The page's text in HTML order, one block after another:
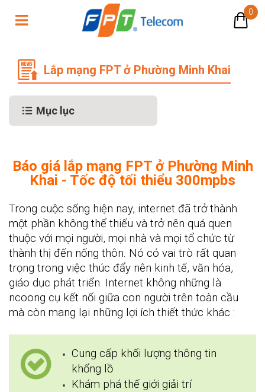
0
Lắp mạng FPT ở Phường Minh Khai
Mục lục
Báo giá lắp mạng FPT ở Phường Minh
Khai - Tốc độ tối thiểu 300mpbs
Trong cuộc sống hiện nay, internet đã trở thành
một phần không thể thiếu và trở nên quá quen
thuộc với mọi người, mọi nhà và mọi tổ chức từ
thành thị đến nống thôn. Nó có vai trò rất quan
trọng trong việc thúc đẩy nên kinh tế, văn hóa,
giáo dục phát triển. Internet không những là
ncoong cụ kết nối giữa con người trên toàn cầu
mà còn mang lại những lợi ích thiết thức khác :
Cung cấp khối lượng thông tin
khổng lồ
Khám phá thế giới giải trí